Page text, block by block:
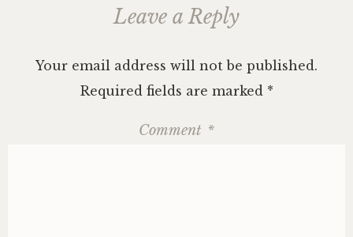
Leave a Reply
Your email address will not be published.
Required fields are marked *
Comment *